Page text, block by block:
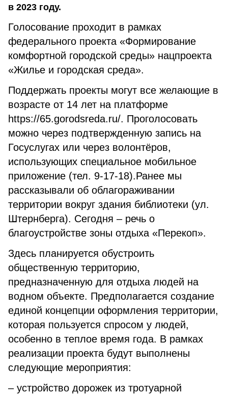
в 2023 году.
Голосование проходит в рамках
федерального проекта «Формирование
комфортной городской среды» нацпроекта
«Жилье и городская среда».
Поддержать проекты могут все желающие в
возрасте от 14 лет на платформе
https://65.gorodsreda.ru/. Проголосовать
можно через подтвержденную запись на
Госуслугах или через волонтёров,
использующих специальное мобильное
приложение (тел. 9-17-18).Ранее мы
рассказывали об облагораживании
территории вокруг здания библиотеки (ул.
Штернберга). Сегодня – речь о
благоустройстве зоны отдыха «Перекоп».
Здесь планируется обустроить
общественную территорию,
предназначенную для отдыха людей на
водном объекте. Предполагается создание
единой концепции оформления территории,
которая пользуется спросом у людей,
особенно в теплое время года. В рамках
реализации проекта будут выполнены
следующие мероприятия:
– устройство дорожек из тротуарной